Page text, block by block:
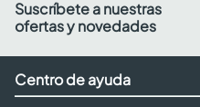
Suscríbete a nuestras
ofertas y novedades
Centro de ayuda